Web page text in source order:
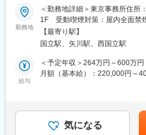
識の習得ができる
・世界各国のいすゞディストリ
サポートし様々な経験を得るこ
・横浜本社で数少ない開発業務
■当社について：
がい」と「働きやすさ」を柱に
多様な人材の活用／人材育成／
■業務概要
自動車の取扱説明書・整備解説
ルの作成をお任せします。今後
機械などにも裾野を広げ、さら
め、組織強化に向けた増員採用
■職務内容
作成はチーム体制となりますの
り、進めて頂きます。
勤務地
＜勤務地詳細＞東京事務所住
1F 受動喫煙対策：屋内全面禁
【最寄り駅】
国立駅、矢川駅、西国立駅
給与
＜予定年収＞264万円～600万
月額（基本給）：220,000円～
気になる